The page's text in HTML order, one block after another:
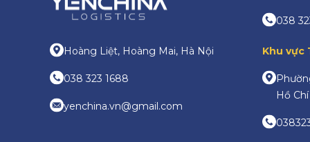
Hoàng Liệt, Hoàng Mai, Hà Nội
038 323 1688
yenchina.vn@gmail.com
038
Khu vực
Hồ